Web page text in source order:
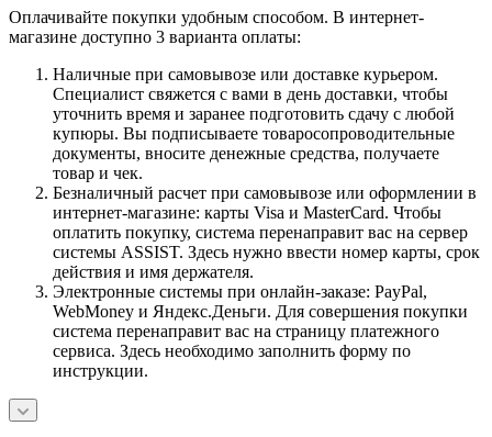
Оплачивайте покупки удобным способом. В интернет-
магазине доступно 3 варианта оплаты:
Наличные при самовывозе или доставке курьером.
Специалист свяжется с вами в день доставки, чтобы
уточнить время и заранее подготовить сдачу с любой
купюры. Вы подписываете товаросопроводительные
документы, вносите денежные средства, получаете
товар и чек.
Безналичный расчет при самовывозе или оформлении в
интернет-магазине: карты Visa и MasterCard. Чтобы
оплатить покупку, система перенаправит вас на сервер
системы ASSIST. Здесь нужно ввести номер карты, срок
действия и имя держателя.
Электронные системы при онлайн-заказе: PayPal,
WebMoney и Яндекс.Деньги. Для совершения покупки
система перенаправит вас на страницу платежного
сервиса. Здесь необходимо заполнить форму по
инструкции.